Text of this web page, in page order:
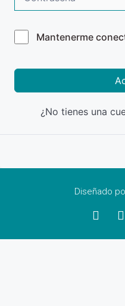
Mantenerme
¿No tienes una
Diseñado